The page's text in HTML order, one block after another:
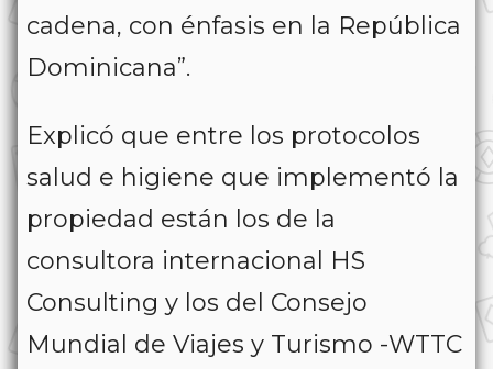
cadena, con énfasis en la República
Dominicana”.
Explicó que entre los protocolos
salud e higiene que implementó la
propiedad están los de la
consultora internacional HS
Consulting y los del Consejo
Mundial de Viajes y Turismo -WTTC